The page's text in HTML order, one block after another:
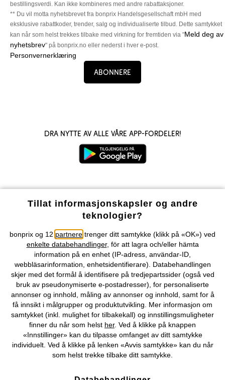
bestillingsverdi. Kan ikke kombineres med andre rabattaksjoner.
** Du vil motta nyhetsbrevet fra bonprix Handelsgesellschaft mbH med
eksklusive rabattkoder, trender, salg og individualiserte tilbud. Dette samtykket
kan når som helst trekkes tilbake med virkning for fremtiden via "Meld deg av
nyhetsbrev" på bonprix.no eller nederst i hver e-post.
Personvernerklæring
Abonnere
Dra nytte av alle våre app-fordeler!
Våre betalingsalternativer
Vårt tilbud
Selskapet
Topkategorier / Sesongvarer
Du kan også finne oss på
Tillat informasjonskapsler og andre
teknologier?
bonprix og 12 partnere trenger ditt samtykke (klikk på «OK») ved
enkelte databehandlinger, för att lagra och/eller hämta
information på en enhet (IP-adress, användar-ID,
webbläsarinformation, enhetsidentifierare). Databehandlingen
skjer med det formål å identifisere på tredjepartssider (også ved
bruk av pseudonymiserte e-postadresser), for personaliserte
annonser og innhold, måling av annonser og innhold, samt for å
få innsikt i målgrupper og produktutvikling. Mer informasjon om
samtykket (inkl. mulighet for tilbakekall) og innstillingsmuligheter
finner du når som helst her. Ved å klikke på knappen
«Innstillinger» kan du tilpasse omfanget av ditt samtykke
individuelt. Ved å klikke på lenken «Avvis samtykke» kan du når
som helst trekke tilbake ditt samtykke.